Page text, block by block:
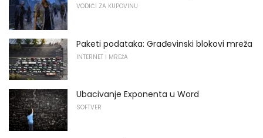
VODIČI ZA KUPOVINU
Paketi podataka: Građevinski blokovi mreža
INTERNET I MREŽA
Ubacivanje Exponenta u Word
SOFTVER